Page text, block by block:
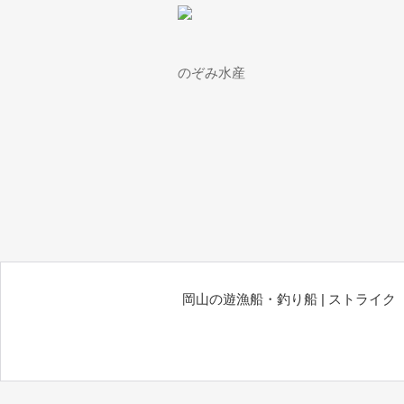
のぞみ水産
岡山の遊漁船・釣り船 | ストライク